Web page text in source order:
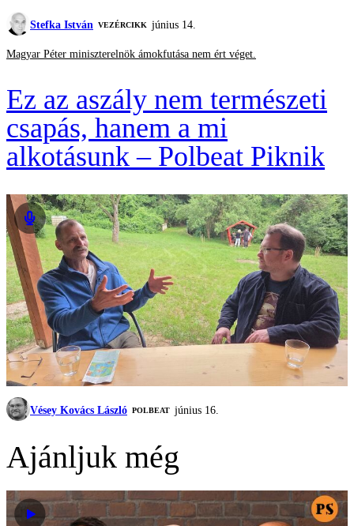
Stefka István VEZÉRCIKK június 14.
Magyar Péter miniszterelnök ámokfutása nem ért véget.
Ez az aszály nem természeti
csapás, hanem a mi
alkotásunk – Polbeat Piknik
Vésey Kovács László ‎POLBEAT június 16.
Ajánljuk még